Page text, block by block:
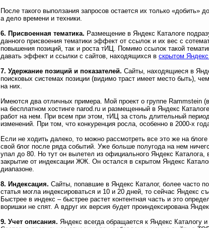
После такого выползания запросов остается их только
а дело времени и техники.
6. Присвоенная тематика. Размещение в Яндекс Каталоге
данного присвоения тематики эффект от ссылок и их вес с
повышения позиций, так и роста тИЦ. Помимо ссылок такой
давать эффект и ссылки с сайтов, находящихся в скрытом
7. Удержание позиций и показателей. Сайты, находящиеся в
поисковых системах позиции (видимо траст имеет место быть),
на них.
Имеются два отличных примера. Мой проект о группе Rammstein
на бесплатном хостинге narod.ru и размещенный в Яндекс
работ на нем. При всем при этом, тИЦ за столь длительный
изменений. При том, что конкуренция росла, особенно в 2000-х
Если не ходить далеко, то можно рассмотреть все это же на
свой блог после ряда событий. Уже больше полугода на нем
упал до 80. Но тут он вылетел из официального Яндекс
закрытие от индексации ЖЖ. Он остался в скрытом Яндекс
диапазоне.
8. Индексация. Сайты, попавшие в Яндекс Каталог, более часто
статья могла индексироваться и 10 и 20 дней, то сейчас Яндекс
Быстрее в индекс – быстрее растет контентная часть и это
воришки не спят. А вдруг их версия будет проиндексирована
9. Учет описания. Яндекс всегда обращается к Яндекс Каталогу